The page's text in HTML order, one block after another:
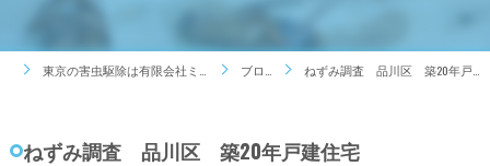
東京の害虫駆除は有限会社ミヤザキ ブログ ねずみ調査 品川区 築20年戸建住宅
ねずみ調査 品川区 築20年戸建住宅